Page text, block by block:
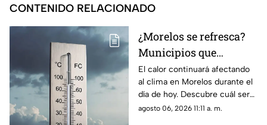
CONTENIDO RELACIONADO
¿Morelos se refresca?
Municipios que
presentarán
disminución en su
temperatura máxima
HOY
El calor continuará afectando
al clima en Morelos durante el
día de hoy. Descubre cuál será
la temperatura máxima hoy
agosto 06, 2026 11:11 a. m.